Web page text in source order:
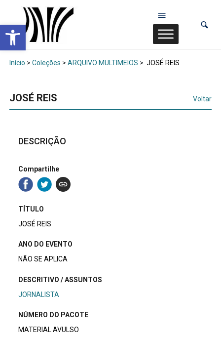
Abrir a barra de ferramentas
Início > Coleções > ARQUIVO MULTIMEIOS > JOSÉ REIS
JOSÉ REIS Voltar
DESCRIÇÃO
Compartilhe
TÍTULO
JOSÉ REIS
ANO DO EVENTO
NÃO SE APLICA
DESCRITIVO / ASSUNTOS
JORNALISTA
NÚMERO DO PACOTE
MATERIAL AVULSO